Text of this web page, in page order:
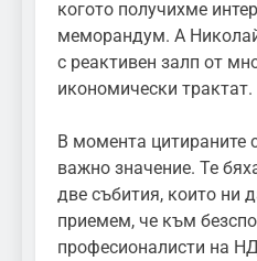
когото получихме
меморандум. А
с реактивен залп от
икономически трактат.
В момента цитираните
важно значение. Те
две събития, които ни
приемем, че към
професионалисти на